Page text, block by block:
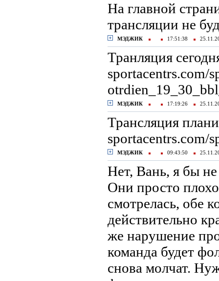
На главной
трансляции не
МЭДЖИК 17:51:38
Транляция
sportacentrs.com/
МЭДЖИК 17:19:26
Трансляция
sportacentrs.com/
МЭДЖИК 09:43:50
Нет, Вань, я бы не
Они просто
смотрелась, обе
действительно
же нарушение
команда будет
снова молчат.